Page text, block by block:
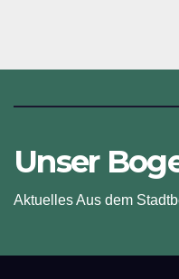
Unser
Aktuelles Aus dem